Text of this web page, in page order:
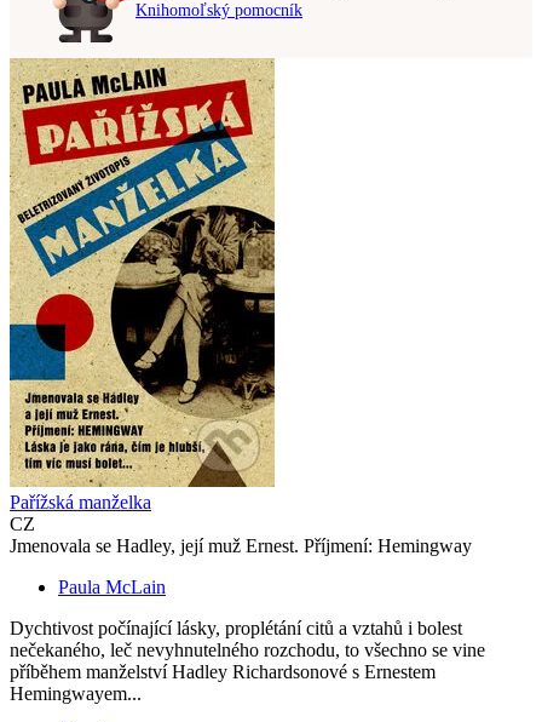
Knihomoľský pomocník
Pařížská manželka
CZ
Jmenovala se Hadley, její muž Ernest. Příjmení: Hemingway
Paula McLain
Dychtivost počínající lásky, proplétání citů a vztahů i bolest
nečekaného, leč nevyhnutelného rozchodu, to všechno se vine
příběhem manželství Hadley Richardsonové s Ernestem
Hemingwayem...